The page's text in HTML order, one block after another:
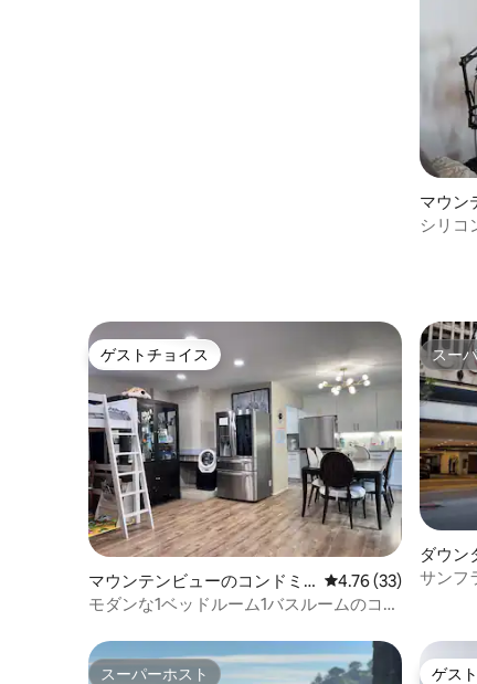
マウン
ン・ア
シリコ
ムス
ゲストチョイス
ゲストチョイス
マウンテンビューのコンドミ
ニアム
レビュー33件、5つ
4.76 (33)
モダンな1ベッドルーム1バスルームのコン
ンのマウントビュー
スー
スー
ダウン
エアの
サンフ
スーパーホスト ゲス